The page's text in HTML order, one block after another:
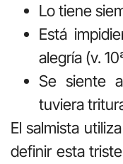
Lo tiene
Está
alegría (v.
Se siente
tuviera
El salmista
definir esta